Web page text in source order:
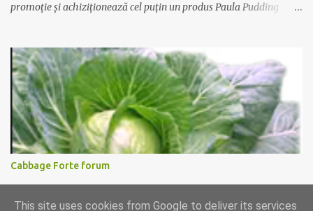
promoție și achiziționează cel puțin un produs Paula Pudding
concurs Ferma Paulei. Poți căștiga zilnic truse de grădinărit,
săptămânal tractorașul fermierului sau premiul cel mare o
excursie la o super-fermă din Anglia. Mai multe coduri, mai multe
șanse de câștig. Câștigători si regulament pe
www.paulapudding.ro.
Cabbage Forte forum
This site uses cookies from Google to deliver its services